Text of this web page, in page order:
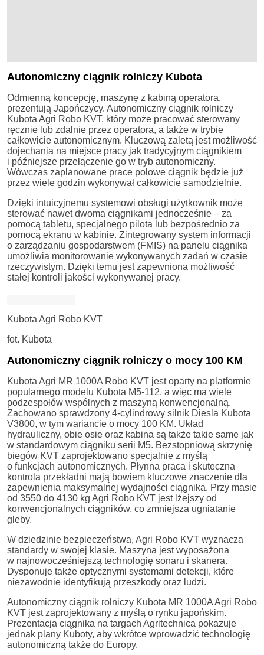
Autonomiczny ciągnik rolniczy Kubota
Odmienną koncepcję, maszynę z kabiną operatora,
prezentują Japończycy. Autonomiczny ciągnik rolniczy
Kubota Agri Robo KVT, który może pracować sterowany
ręcznie lub zdalnie przez operatora, a także w trybie
całkowicie autonomicznym. Kluczową zaletą jest możliwość
dojechania na miejsce pracy jak tradycyjnym ciągnikiem
i późniejsze przełączenie go w tryb autonomiczny.
Wówczas zaplanowane prace polowe ciągnik będzie już
przez wiele godzin wykonywał całkowicie samodzielnie.
Dzięki intuicyjnemu systemowi obsługi użytkownik może
sterować nawet dwoma ciągnikami jednocześnie – za
pomocą tabletu, specjalnego pilota lub bezpośrednio za
pomocą ekranu w kabinie. Zintegrowany system informacji
o zarządzaniu gospodarstwem (FMIS) na panelu ciągnika
umożliwia monitorowanie wykonywanych zadań w czasie
rzeczywistym. Dzięki temu jest zapewniona możliwość
stałej kontroli jakości wykonywanej pracy.
Kubota Agri Robo KVT
fot. Kubota
Autonomiczny ciągnik rolniczy o mocy 100 KM
Kubota Agri MR 1000A Robo KVT jest oparty na platformie
popularnego modelu Kubota M5-112, a więc ma wiele
podzespołów wspólnych z maszyną konwencjonalną.
Zachowano sprawdzony 4-cylindrowy silnik Diesla Kubota
V3800, w tym wariancie o mocy 100 KM. Układ
hydrauliczny, obie osie oraz kabina są także takie same jak
w standardowym ciągniku serii M5. Bezstopniową skrzynię
biegów KVT zaprojektowano specjalnie z myślą
o funkcjach autonomicznych. Płynna praca i skuteczna
kontrola przekładni mają bowiem kluczowe znaczenie dla
zapewnienia maksymalnej wydajności ciągnika. Przy masie
od 3550 do 4130 kg Agri Robo KVT jest lżejszy od
konwencjonalnych ciągników, co zmniejsza ugniatanie
gleby.
W dziedzinie bezpieczeństwa, Agri Robo KVT wyznacza
standardy w swojej klasie. Maszyna jest wyposażona
w najnowocześniejszą technologię sonaru i skanera.
Dysponuje także optycznymi systemami detekcji, które
niezawodnie identyfikują przeszkody oraz ludzi.
Autonomiczny ciągnik rolniczy Kubota MR 1000A Agri Robo
KVT jest zaprojektowany z myślą o rynku japońskim.
Prezentacja ciągnika na targach Agritechnica pokazuje
jednak plany Kuboty, aby wkrótce wprowadzić technologię
autonomiczną także do Europy.